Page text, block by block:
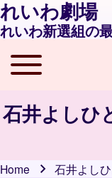
れいわ劇場
れいわ新選組の
Main navigation
Toggle main menu
石井よしひ
Home 石井よし